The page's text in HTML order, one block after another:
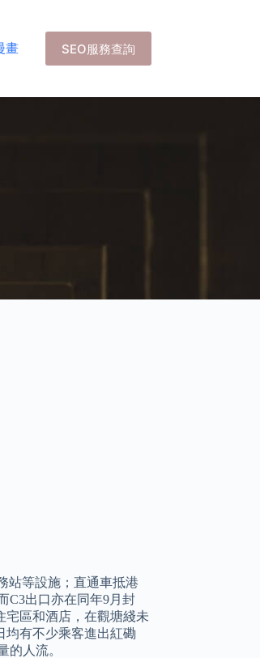
畫 SEO服務查詢
站等設施；直通車抵港
C3出口亦在同年9月封
宅區和酒店，在觀塘綫未
均有不少乘客進出紅磡
的人流。